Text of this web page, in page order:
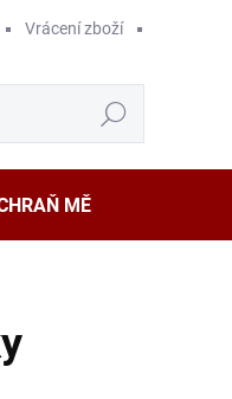
Vrácení zboží
Hledat
MĚ